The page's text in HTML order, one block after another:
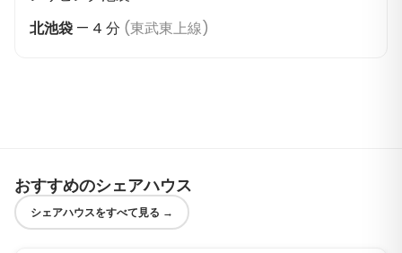
北池袋 — 4 分 (東武東上線)
おすすめのシェアハウス
シェアハウスをすべて見る →